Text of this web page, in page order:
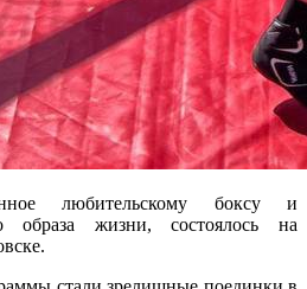
любительскому боксу и
образа жизни, состоялось на